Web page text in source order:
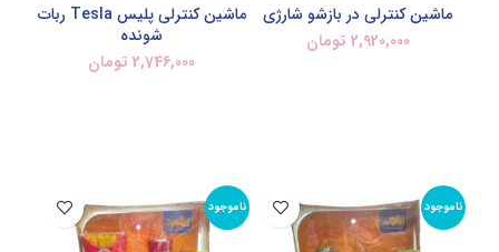
ماشین کنترلی در بازشو شارژی
2,920,000 تومان
ماشین کنترلی پلیس Tesla ربات
شونده
2,746,000 تومان
ناموجود ناموجود